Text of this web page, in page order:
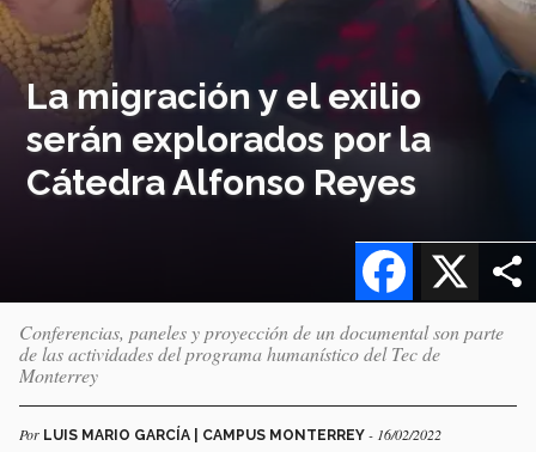
La migración y el exilio
serán explorados por la
Cátedra Alfonso Reyes
X
Facebook
Conferencias, paneles y proyección de un documental son parte
de las actividades del programa humanístico del Tec de
Monterrey
Por LUIS MARIO GARCÍA | CAMPUS MONTERREY - 16/02/2022